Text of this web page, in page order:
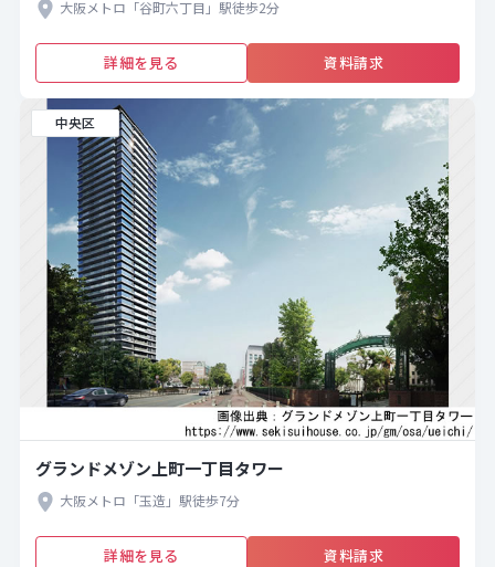
大阪メトロ「谷町六丁目」駅徒歩2分
詳細を見る 資料請求
中央区
グランドメゾン上町一丁目タワー
大阪メトロ「玉造」駅徒歩7分
詳細を見る 資料請求